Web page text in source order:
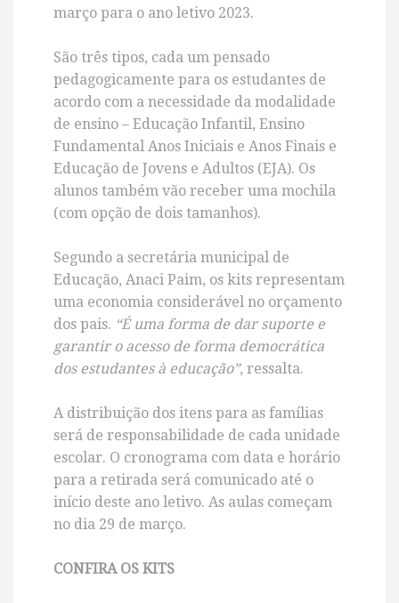
março para o ano letivo 2023.
São três tipos, cada um pensado
pedagogicamente para os estudantes de
acordo com a necessidade da modalidade
de ensino – Educação Infantil, Ensino
Fundamental Anos Iniciais e Anos Finais e
Educação de Jovens e Adultos (EJA). Os
alunos também vão receber uma mochila
(com opção de dois tamanhos).
Segundo a secretária municipal de
Educação, Anaci Paim, os kits representam
uma economia considerável no orçamento
dos pais. “É uma forma de dar suporte e
garantir o acesso de forma democrática
dos estudantes à educação”, ressalta.
A distribuição dos itens para as famílias
será de responsabilidade de cada unidade
escolar. O cronograma com data e horário
para a retirada será comunicado até o
início deste ano letivo. As aulas começam
no dia 29 de março.
CONFIRA OS KITS